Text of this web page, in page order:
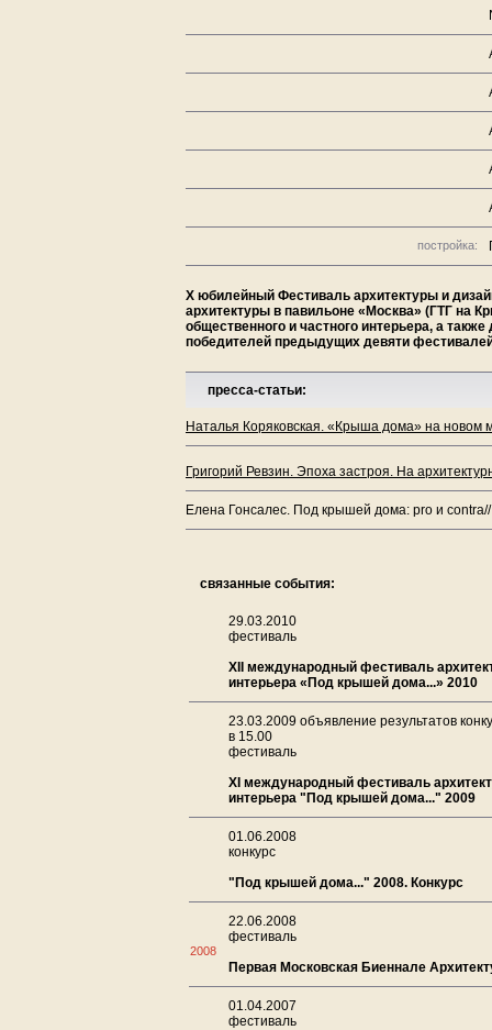
постройка:
Х юбилейный Фестиваль архитектуры и
архитектуры в павильоне «Москва» (ГТГ на
общественного и частного интерьера, а
победителей предыдущих девяти
пресса-статьи:
Наталья Коряковская. «Крыша дома» на новом
Григорий Ревзин. Эпоха застроя. На
Елена Гонсалес. Под крышей дома: pro и
связанные события:
29.03.2010
фестиваль
XII международный фестиваль
интерьера «Под крышей дома...» 2010
23.03.2009 объявление результатов
в 15.00
фестиваль
XI международный фестиваль
интерьера "Под крышей дома..." 2009
01.06.2008
конкурс
"Под крышей дома..." 2008. Конкурс
2008
22.06.2008
фестиваль
Первая Московская Биеннале
01.04.2007
фестиваль